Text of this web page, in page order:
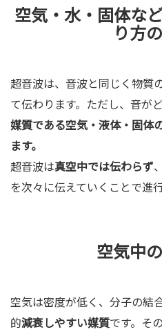
空気・水・固体な
り方
超音波は、音波と同じく物質
て伝わります。ただし、音が
媒質である空気・液体・固体
ます。
超音波は真空中では伝わらず
を次々に伝えていくことで進行
空気中
空気は密度が低く、分子の結
的減衰しやすい媒質です。そ